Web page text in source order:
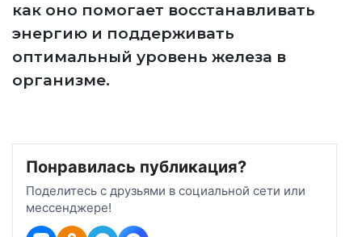
как оно помогает восстанавливать
энергию и поддерживать
оптимальный уровень железа в
организме.
Понравилась публикация?
Поделитесь с друзьями в социальной сети или
мессенджере!